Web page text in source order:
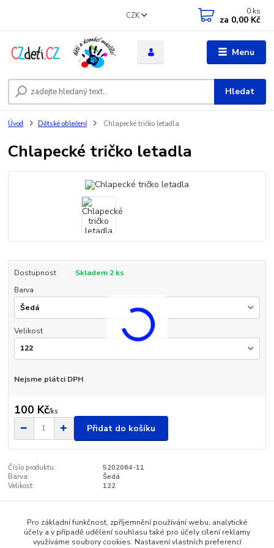
Menu
CZK
Hledat
0 ks
za 0,00 Kč
Úvod Dětské oblečení Chlapecké tričko letadla
Chlapecké tričko letadla
Dostupnost
Skladem 2 ks
Barva
Velikost
Nejsme plátci DPH
100 Kč/ks
Přidat do košíku
Číslo produktu:
5202064-11
Barva:
Šedá
Velikost:
122
Zboží zařazeno v kategoriích
Pro základní funkčnost, zpříjemnění používání webu, analytické
účely a v případě udělení souhlasu také pro účely cílení reklamy
využíváme soubory cookies. Nastavení vlastních preferencí